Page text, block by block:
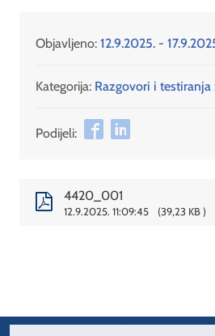
Objavljeno: 12.9.2025. -
Kategorija: Razgovori i testiranja
Podijeli:
4420_001
12.9.2025. 11:09:45 39,23 KB